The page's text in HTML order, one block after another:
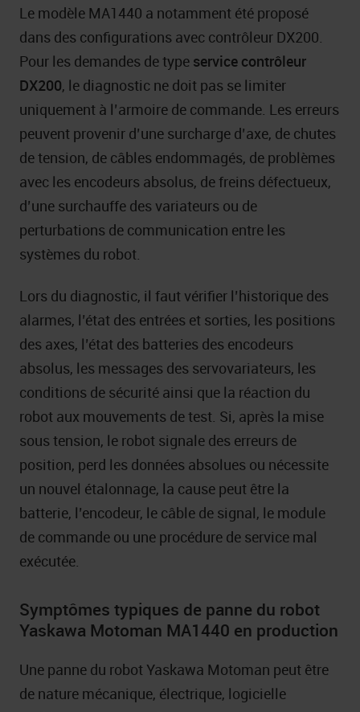
Le modèle MA1440 a notamment été proposé
dans des configurations avec contrôleur DX200.
Pour les demandes de type service contrôleur
DX200, le diagnostic ne doit pas se limiter
uniquement à l’armoire de commande. Les erreurs
peuvent provenir d’une surcharge d’axe, de chutes
de tension, de câbles endommagés, de problèmes
avec les encodeurs absolus, de freins défectueux,
d’une surchauffe des variateurs ou de
perturbations de communication entre les
systèmes du robot.
Lors du diagnostic, il faut vérifier l’historique des
alarmes, l’état des entrées et sorties, les positions
des axes, l’état des batteries des encodeurs
absolus, les messages des servovariateurs, les
conditions de sécurité ainsi que la réaction du
robot aux mouvements de test. Si, après la mise
sous tension, le robot signale des erreurs de
position, perd les données absolues ou nécessite
un nouvel étalonnage, la cause peut être la
batterie, l’encodeur, le câble de signal, le module
de commande ou une procédure de service mal
exécutée.
Symptômes typiques de panne du robot
Yaskawa Motoman MA1440 en production
Une panne du robot Yaskawa Motoman peut être
de nature mécanique, électrique, logicielle